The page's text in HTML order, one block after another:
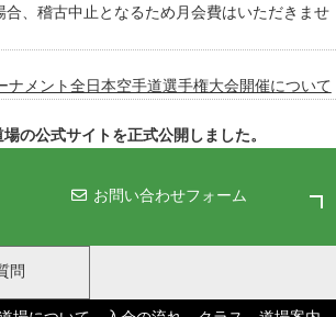
合、稽古中止となるため月会費はいただきませ
ナメント全日本空手道選手権大会開催について
の公式サイトを正式公開しました。
お問い合わせフォーム
問